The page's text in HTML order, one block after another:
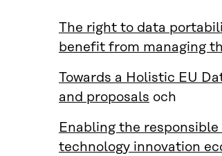
The right to data
benefit from managing
Towards a Holistic EU
and proposals och
Enabling the
technology innovation